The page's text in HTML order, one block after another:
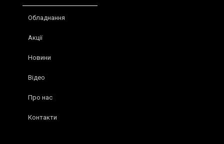
Обладнання
Акції
Новини
Відео
Про нас
Контакти